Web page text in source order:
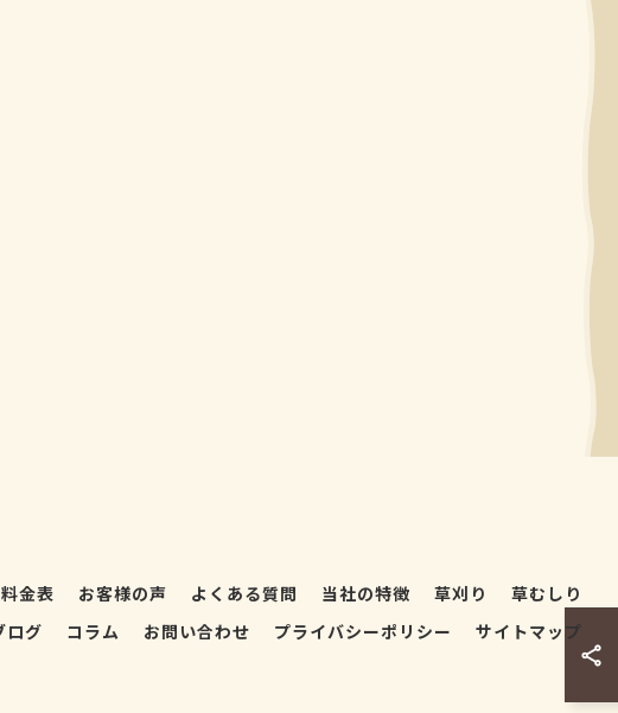
料金表 お客様の声 よくある質問 当社の特徴 草刈り
草むしり
ログ コラム お問い合わせ プライバシーポリシー サイトマップ